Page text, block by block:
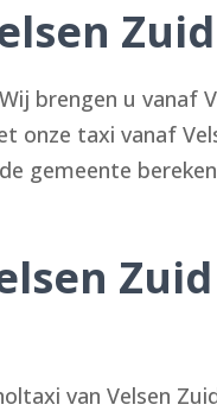
brengen u vanaf
onze taxi vanaf
gemeente
van Velsen